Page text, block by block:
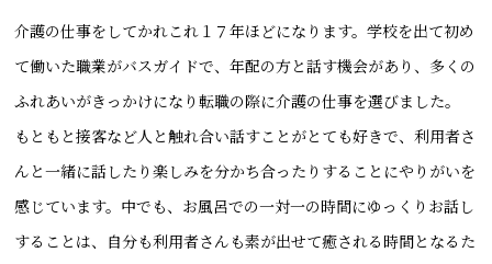
介護の仕事をしてかれこれ１７年ほどになります。学校を出て初め
て働いた職業がバスガイドで、年配の方と話す機会があり、多くの
ふれあいがきっかけになり転職の際に介護の仕事を選びました。
もともと接客など人と触れ合い話すことがとても好きで、利用者さ
んと一緒に話したり楽しみを分かち合ったりすることにやりがいを
感じています。中でも、お風呂での一対一の時間にゆっくりお話し
することは、自分も利用者さんも素が出せて癒される時間となるた